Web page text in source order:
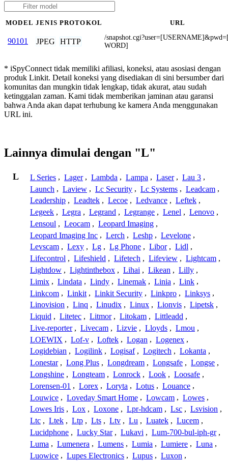
MODEL JENIS PROTOKOL URL
90101 JPEG HTTP
/
WORD]
* iSpyConnect tidak memiliki afiliasi, koneksi, atau asosiasi dengan
produk Linkit. Detail koneksi yang disediakan di sini bersumber dari
komunitas dan mungkin tidak lengkap, tidak akurat, atau sudah
ketinggalan zaman. Kami tidak memberikan jaminan atau garansi
bahwa Anda akan dapat terhubung ke kamera Anda menggunakan
URL ini.
Lainnya dimulai dengan "L"
L L Series , Lager , Lambda , Lampa , Laser , Lau 3 ,
Launch , Laview , Lc Security , Lc Systems , Leadcam ,
Leadership , Leadtek , Lecoe , Ledvance , Leftek ,
Legeek , Legra , Legrand , Legrange , Lenel , Lenovo ,
Lensoul , Leocam , Leopard Imaging ,
Leopard Imaging Inc , Lerch , Leshp , Levelone ,
Levscam , Lexy , Lg , Lg Phone , Libor , Lidl ,
Lifecontrol , Lifeshield , Lifetech , Lifeview , Lightcam ,
Lightdow , Lightinthebox , Lihai , Likean , Lilly ,
Limix , Lindata , Lindy , Linemak , Linia , Link ,
Linkcom , Linkit , Linkit Security , Linkpro , Linksys ,
Linovision , Linq , Linudix , Linux , Lionvis , Lipetsk ,
Liquid , Litetec , Litmor , Litokam , Littleadd ,
Live-reporter , Livecam , Lizvie , Lloyds , Lmou ,
LOEWIX , Lof-v , Loftek , Logan , Logenex ,
Logidebian , Logilink , Logisaf , Logitech , Lokanta ,
Lonestar , Long Plus , Longdream , Longsafe , Longse ,
Longshine , Longteam , Lonrock , Look , Loosafe ,
Lorensen-01 , Lorex , Loryta , Lotus , Louance ,
Louwice , Loveday Smart Home , Lowcam , Lowes ,
Lowes Iris , Lox , Loxone , Lpr-hdcam , Lsc , Lsvision ,
Ltc , Ltek , Ltp , Lts , Ltv , Lu , Luatek , Lucem ,
Lucidphone , Lucky Star , Lukavi , Lum-700-bul-iph-gr ,
Luma , Lumenera , Lumens , Lumia , Lumiere , Luna ,
Luowice , Lupes Electronics , Lupus , Luxon ,